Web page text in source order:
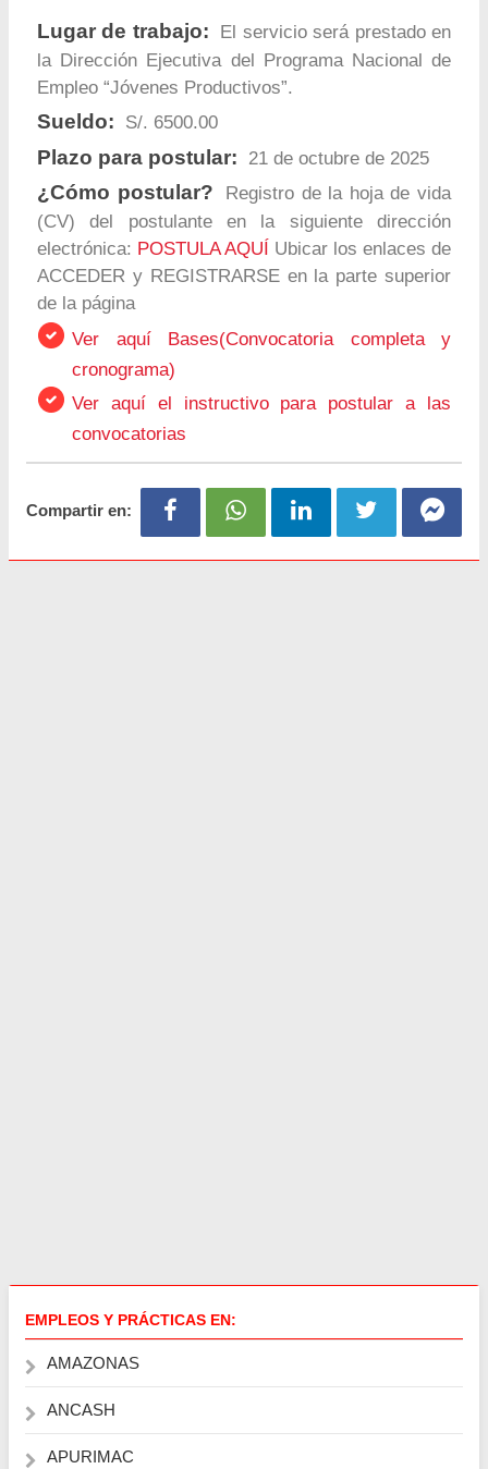
Lugar de trabajo:
El servicio será prestado en
la Dirección Ejecutiva del Programa Nacional de
Empleo “Jóvenes Productivos”.
Sueldo: S/. 6500.00
Plazo para postular: 21 de octubre de 2025
¿Cómo postular?
Registro de la hoja de vida
(CV) del postulante en la siguiente dirección
electrónica: POSTULA AQUÍ
Ubicar los enlaces de
ACCEDER y REGISTRARSE en la parte superior
de la página
Ver aquí Bases(Convocatoria completa y
cronograma)
Ver aquí el instructivo para postular a las
convocatorias
Compartir en:
EMPLEOS Y PRÁCTICAS EN:
AMAZONAS
ANCASH
APURIMAC